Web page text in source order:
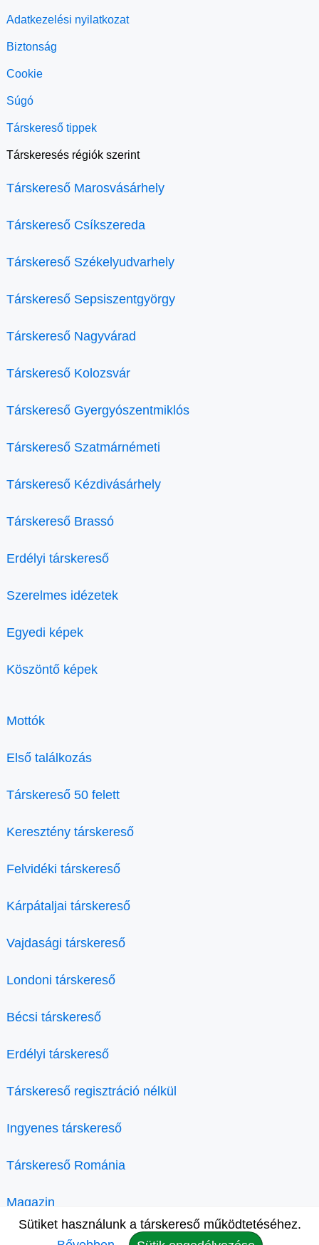
Adatkezelési nyilatkozat
Biztonság
Cookie
Súgó
Társkereső tippek
Társkeresés régiók szerint
Társkereső Marosvásárhely
Társkereső Csíkszereda
Társkereső Székelyudvarhely
Társkereső Sepsiszentgyörgy
Társkereső Nagyvárad
Társkereső Kolozsvár
Társkereső Gyergyószentmiklós
Társkereső Szatmárnémeti
Társkereső Kézdivásárhely
Társkereső Brassó
Erdélyi társkereső
Szerelmes idézetek
Egyedi képek
Köszöntő képek
Mottók
Első találkozás
Társkereső 50 felett
Keresztény társkereső
Felvidéki társkereső
Kárpátaljai társkereső
Vajdasági társkereső
Londoni társkereső
Bécsi társkereső
Erdélyi társkereső
Társkereső regisztráció nélkül
Ingyenes társkereső
Társkereső Románia
Magazin
Sütiket használunk a társkereső működtetéséhez.